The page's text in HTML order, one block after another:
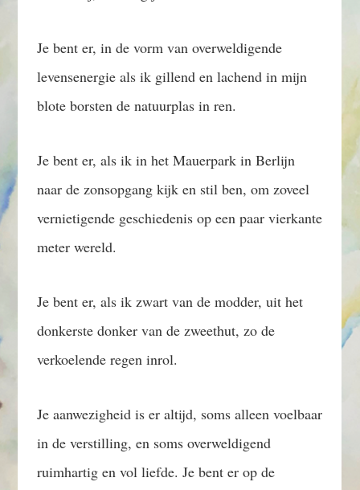
Je bent er, in de vorm van overweldigende
levensenergie als ik gillend en lachend in mijn
blote borsten de natuurplas in ren.
Je bent er, als ik in het Mauerpark in Berlijn
naar de zonsopgang kijk en stil ben, om zoveel
vernietigende geschiedenis op een paar vierkante
meter wereld.
Je bent er, als ik zwart van de modder, uit het
donkerste donker van de zweethut, zo de
verkoelende regen inrol.
Je aanwezigheid is er altijd, soms alleen voelbaar
in de verstilling, en soms overweldigend
ruimhartig en vol liefde. Je bent er op de